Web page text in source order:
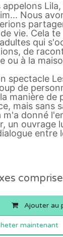
Lila,
Nous
vie. Cela
qui
de
ou à la
spectacle
de
manière de
mais sans
donné
un ouvrage
entre
Ajouter au
maintenant